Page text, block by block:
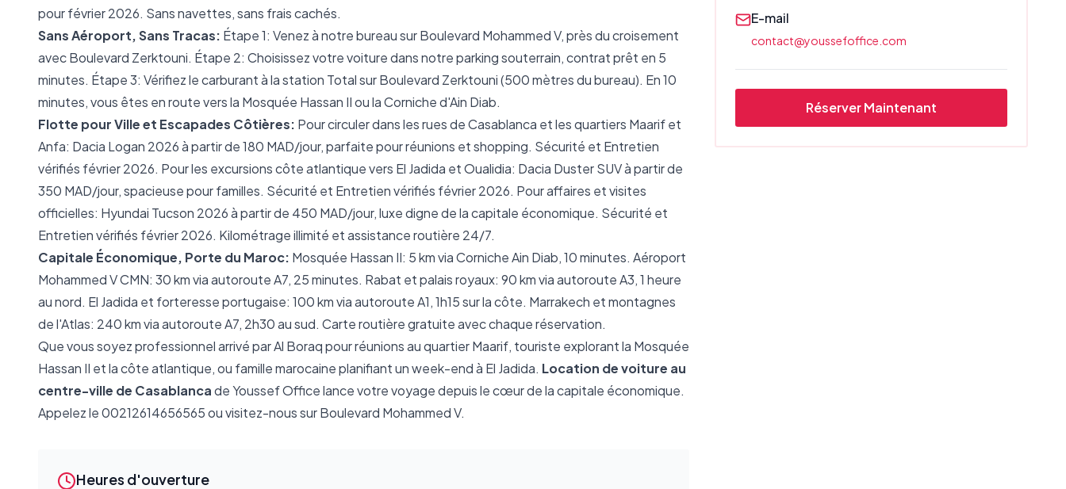
pour février 2026. Sans navettes, sans frais cachés.
Sans Aéroport, Sans Tracas: Étape 1: Venez à notre bureau sur Boulevard Mohammed V, près du croisement
avec Boulevard Zerktouni. Étape 2: Choisissez votre voiture dans notre parking souterrain, contrat prêt en 5
minutes. Étape 3: Vérifiez le carburant à la station Total sur Boulevard Zerktouni (500 mètres du bureau). En 10
minutes, vous êtes en route vers la Mosquée Hassan II ou la Corniche d'Ain Diab.
Flotte pour Ville et Escapades Côtières: Pour circuler dans les rues de Casablanca et les quartiers Maarif et
Anfa: Dacia Logan 2026 à partir de 180 MAD/jour, parfaite pour réunions et shopping. Sécurité et Entretien
vérifiés février 2026. Pour les excursions côte atlantique vers El Jadida et Oualidia: Dacia Duster SUV à partir de
350 MAD/jour, spacieuse pour familles. Sécurité et Entretien vérifiés février 2026. Pour affaires et visites
officielles: Hyundai Tucson 2026 à partir de 450 MAD/jour, luxe digne de la capitale économique. Sécurité et
Entretien vérifiés février 2026. Kilométrage illimité et assistance routière 24/7.
Capitale Économique, Porte du Maroc: Mosquée Hassan II: 5 km via Corniche Ain Diab, 10 minutes. Aéroport
Mohammed V CMN: 30 km via autoroute A7, 25 minutes. Rabat et palais royaux: 90 km via autoroute A3, 1 heure
au nord. El Jadida et forteresse portugaise: 100 km via autoroute A1, 1h15 sur la côte. Marrakech et montagnes
de l'Atlas: 240 km via autoroute A7, 2h30 au sud. Carte routière gratuite avec chaque réservation.
Que vous soyez professionnel arrivé par Al Boraq pour réunions au quartier Maarif, touriste explorant la Mosquée
Hassan II et la côte atlantique, ou famille marocaine planifiant un week-end à El Jadida. Location de voiture au
centre-ville de Casablancade Youssef Office lance votre voyage depuis le cœur de la capitale économique.
Appelez le 00212614656565 ou visitez-nous sur Boulevard Mohammed V.
Heures d'ouverture
E-mail
contact@youssefoffice.com
Réserver Maintenant